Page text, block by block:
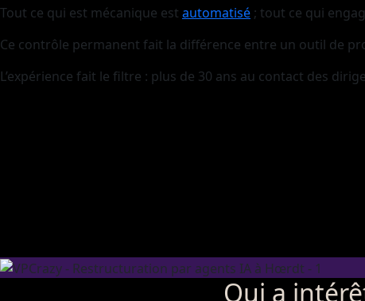
Tout ce qui est mécanique est automatisé ; tout ce qui
Ce contrôle permanent fait la différence entre un outil de
L’expérience fait le filtre : plus de 30 ans au contact des
Qui a